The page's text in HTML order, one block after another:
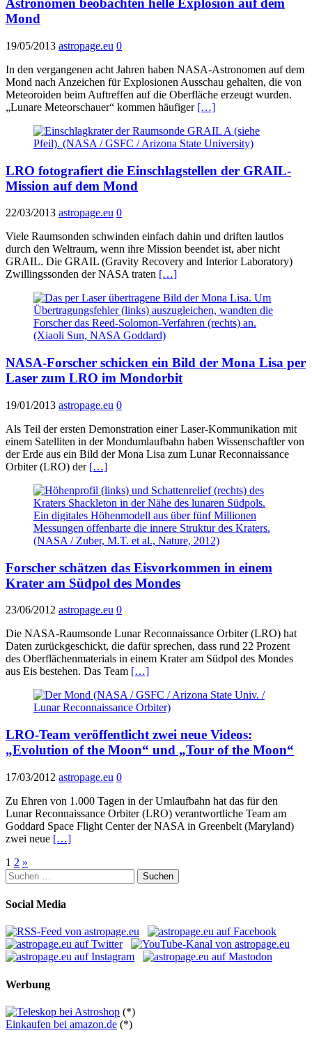
Astronomen beobachten helle Explosion auf dem
Mond
19/05/2013 astropage.eu 0
In den vergangenen acht Jahren haben NASA-Astronomen auf dem
Mond nach Anzeichen für Explosionen Ausschau gehalten, die von
Meteoroiden beim Auftreffen auf die Oberfläche erzeugt wurden.
„Lunare Meteorschauer“ kommen häufiger […]
LRO fotografiert die Einschlagstellen der GRAIL-
Mission auf dem Mond
22/03/2013 astropage.eu 0
Viele Raumsonden schwinden einfach dahin und driften lautlos
durch den Weltraum, wenn ihre Mission beendet ist, aber nicht
GRAIL. Die GRAIL (Gravity Recovery and Interior Laboratory)
Zwillingssonden der NASA traten […]
NASA-Forscher schicken ein Bild der Mona Lisa per
Laser zum LRO im Mondorbit
19/01/2013 astropage.eu 0
Als Teil der ersten Demonstration einer Laser-Kommunikation mit
einem Satelliten in der Mondumlaufbahn haben Wissenschaftler von
der Erde aus ein Bild der Mona Lisa zum Lunar Reconnaissance
Orbiter (LRO) der […]
Forscher schätzen das Eisvorkommen in einem
Krater am Südpol des Mondes
23/06/2012 astropage.eu 0
Die NASA-Raumsonde Lunar Reconnaissance Orbiter (LRO) hat
Daten zurückgeschickt, die dafür sprechen, dass rund 22 Prozent
des Oberflächenmaterials in einem Krater am Südpol des Mondes
aus Eis bestehen. Das Team […]
LRO-Team veröffentlicht zwei neue Videos:
„Evolution of the Moon“ und „Tour of the Moon“
17/03/2012 astropage.eu 0
Zu Ehren von 1.000 Tagen in der Umlaufbahn hat das für den
Lunar Reconnaissance Orbiter (LRO) verantwortliche Team am
Goddard Space Flight Center der NASA in Greenbelt (Maryland)
zwei neue […]
Seitennummerierung
der
Beiträge
1 2 »
Suchen
nach:
Social Media
Werbung
(*)
Einkaufen bei amazon.de (*)